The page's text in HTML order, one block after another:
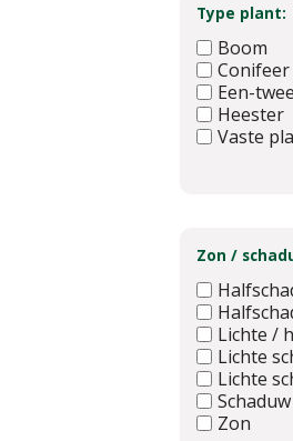
Type plant:
Boom
Conifeer
Een-
Heester
Vaste
Zon /
Lichte /
Lichte
Lichte
Schaduw
Zon